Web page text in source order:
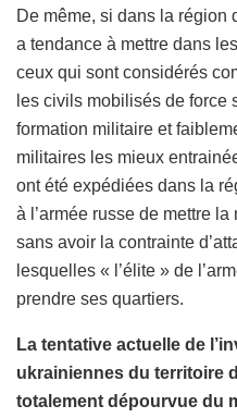
De même, si dans la région
a tendance à mettre dans
ceux qui sont considérés
les civils mobilisés de force
formation militaire et
militaires les mieux
ont été expédiées dans la
à l’armée russe de mettre
sans avoir la contrainte
lesquelles « l’élite » de
prendre ses quartiers.
La tentative actuelle de
ukrainiennes du territoire
totalement dépourvue du